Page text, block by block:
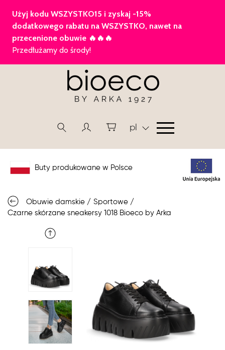
pl
Buty produkowane w Polsce
Obuwie damskie / Sportowe /
Czarne skórzane sneakersy 1018 Bioeco by Arka